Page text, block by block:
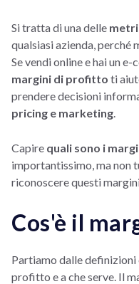
Si tratta di una delle
qualsiasi azienda, perché
Se vendi online e hai un
margini di profitto ti
prendere decisioni
pricing e marketing.
Capire quali sono i
importantissimo, ma non
riconoscere questi
Cos'è il
Partiamo dalle definizioni
profitto e a che serve. Il